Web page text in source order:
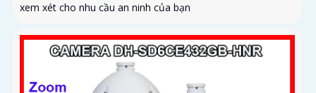
xem xét cho nhu cầu an ninh của bạn